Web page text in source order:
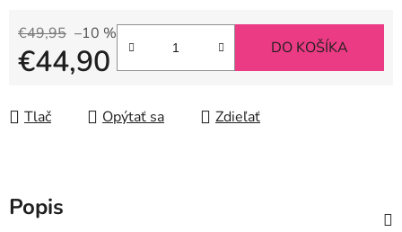
€49,95 –10 %
€44,90 DO KOŠÍKA
Tlač Opýtať sa Zdieľať
Popis